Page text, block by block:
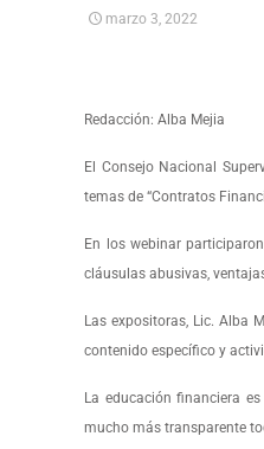
marzo 3, 2022
Redacción: Alba Mejia
El Consejo Nacional
temas de “Contratos
En los webinar
cláusulas abusivas,
Las expositoras, Lic. Alba
contenido específico y
La educación financiera
mucho más transparente